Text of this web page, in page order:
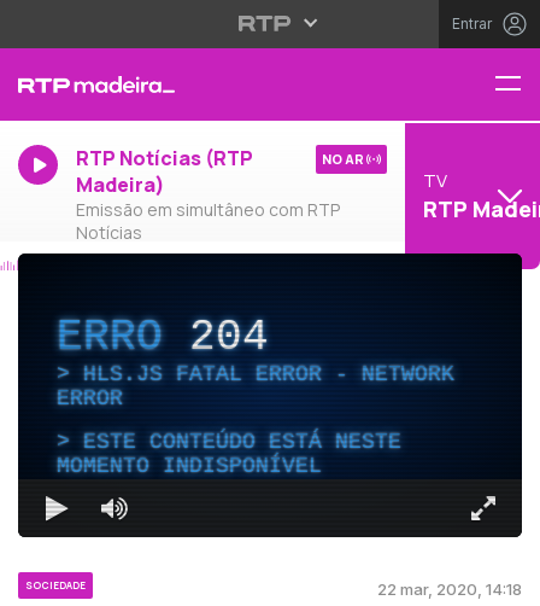
Entrar
RTP Notícias (RTP
Madeira)
Emissão em simultâneo com RTP
Notícias
NO AR
TV
RTP
ERRO204
HLS.JS FATAL ERROR - NETWORK
ERROR
ESTE CONTEÚDO ESTÁ NESTE
MOMENTO INDISPONÍVEL
SOCIEDADE 22 mar, 2020, 14:18